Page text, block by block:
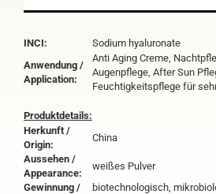
INCI:
Sodium hyaluronate
Anwendung /
Application:
Anti Aging Creme,
Augenpflege, After Sun
Feuchtigkeitspflege für
Produktdetails:
Herkunft /
Origin:
China
Aussehen /
Appearance:
weißes Pulver
Gewinnung /
biotechnologisch,